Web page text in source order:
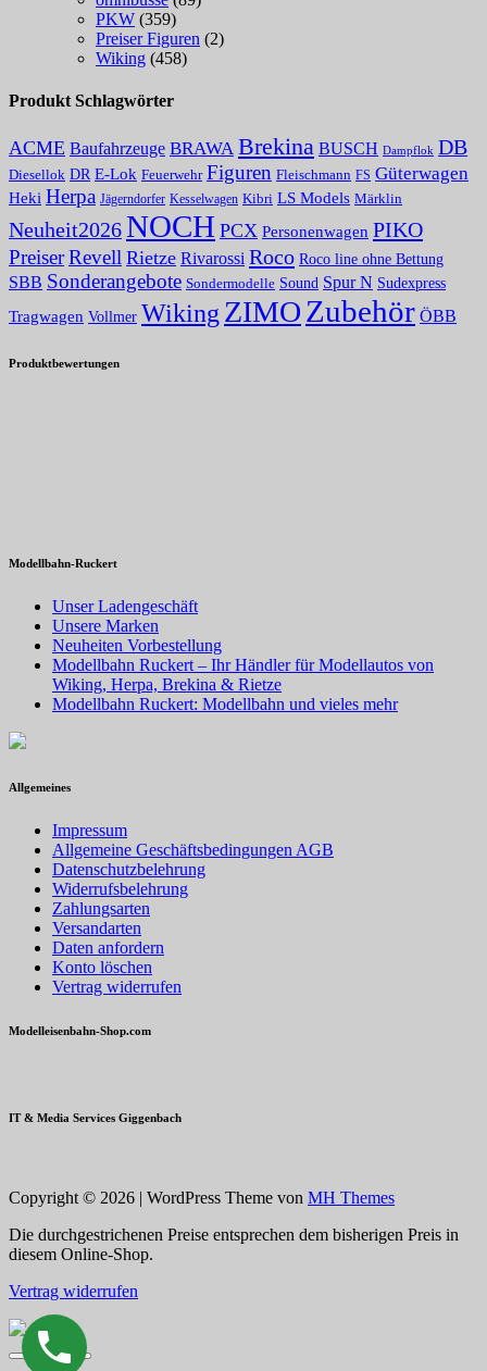
PKW (359)
Preiser Figuren (2)
Wiking (458)
Produkt Schlagwörter
ACME Baufahrzeuge BRAWA Brekina BUSCH Dampflok DB
Diesellok DR E-Lok Feuerwehr Figuren Fleischmann FS Güterwagen
Heki Herpa Jägerndorfer Kesselwagen Kibri LS Models Märklin
Neuheit2026NOCH PCX Personenwagen PIKO
PreiserRevell Rietze Rivarossi Roco Roco line ohne Bettung
SBB Sonderangebote Sondermodelle Sound Spur N Sudexpress
Tragwagen Vollmer Wiking ZIMOZubehör ÖBB
Produktbewertungen
Modellbahn-Ruckert
Unser Ladengeschäft
Unsere Marken
Neuheiten Vorbestellung
Modellbahn Ruckert – Ihr Händler für Modellautos von
Wiking, Herpa, Brekina & Rietze
Modellbahn Ruckert: Modellbahn und vieles mehr
Allgemeines
Impressum
Allgemeine Geschäftsbedingungen AGB
Datenschutzbelehrung
Widerrufsbelehrung
Zahlungsarten
Versandarten
Daten anfordern
Konto löschen
Vertrag widerrufen
Modelleisenbahn-Shop.com
IT & Media Services Giggenbach
Copyright © 2026 | WordPress Theme von MH Themes
Die durchgestrichenen Preise entsprechen dem bisherigen Preis in
diesem Online-Shop.
Vertrag widerrufen